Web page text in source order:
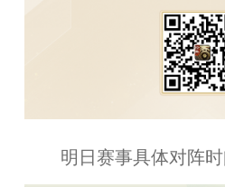
明日赛事具体对阵时